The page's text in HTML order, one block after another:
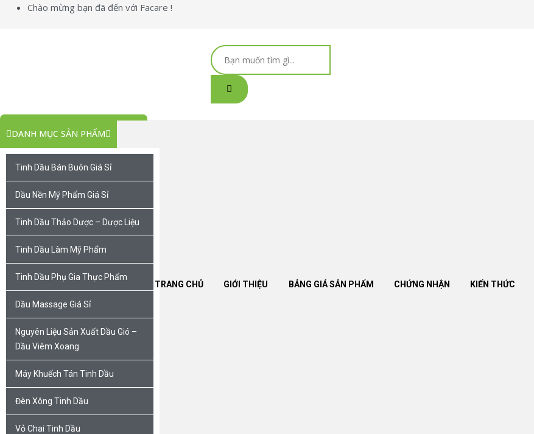
Nhảy Chào mừng bạn đã đến với Facare !
Search
...
DANH MỤC SẢN PHẨM
Tinh Dầu Bán Buôn Giá Sỉ
Dầu Nền Mỹ Phẩm Giá Sỉ
Tinh Dầu Thảo Dược – Dược Liệu
Tinh Dầu Làm Mỹ Phẩm
Tinh Dầu Phụ Gia Thực Phẩm
Dầu Massage Giá Sỉ
Nguyên Liệu Sản Xuất Dầu Gió –
Dầu Viêm Xoang
Máy Khuếch Tán Tinh Dầu
Đèn Xông Tinh Dầu
Vỏ Chai Tinh Dầu
TRANG CHỦ GIỚI THIỆU BẢNG GIÁ SẢN PHẨM CHỨNG NHẬN KIẾN THỨC